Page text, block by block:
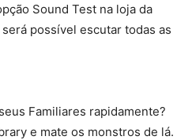
Sound Test na loja da
possível escutar todas as
Familiares rapidamente?
e mate os monstros de lá.